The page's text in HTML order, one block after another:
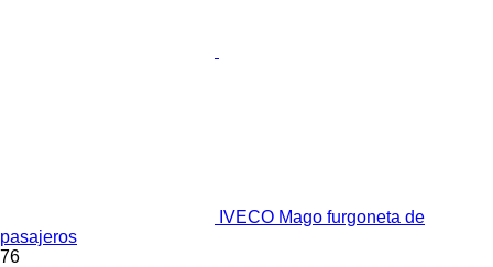
IVECO Mago furgoneta de
pasajeros
76